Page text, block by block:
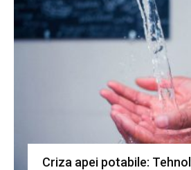
Criza apei potabile: